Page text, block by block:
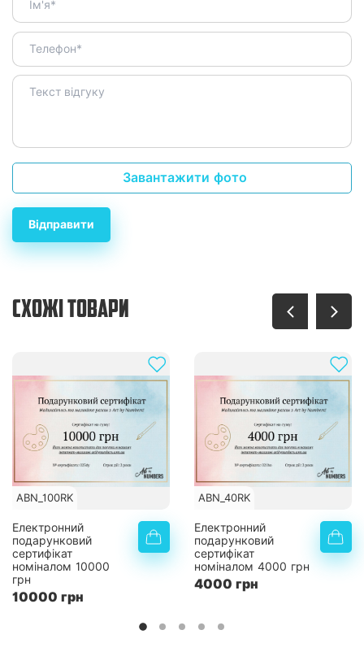
Завантажити фото
Відправити
СХОЖІ ТОВАРИ
ABN_100RK
Електронний
подарунковий
сертифікат
номіналом 10000
грн
10000 грн
ABN_40RK
Електронний
подарунковий
сертифікат
номіналом 4000 грн
4000 грн